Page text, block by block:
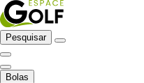
Pesquisar
Bolas